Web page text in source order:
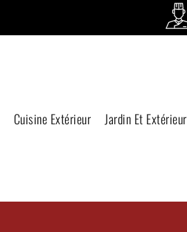
Cuisine Extérieur Jardin Et Extérieur